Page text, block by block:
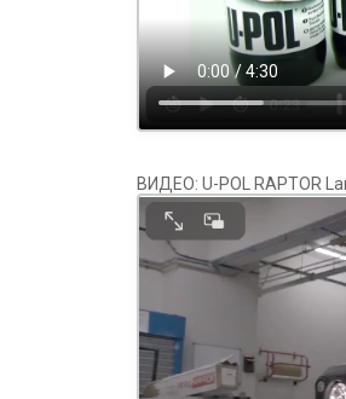
ВИДЕО: U-POL RAPTOR